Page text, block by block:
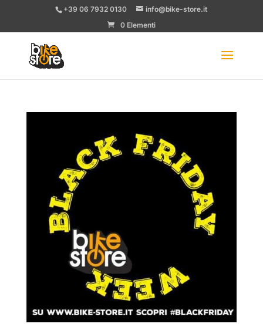
+39 06 7932 0130
info@bike-store.it
0 Elementi